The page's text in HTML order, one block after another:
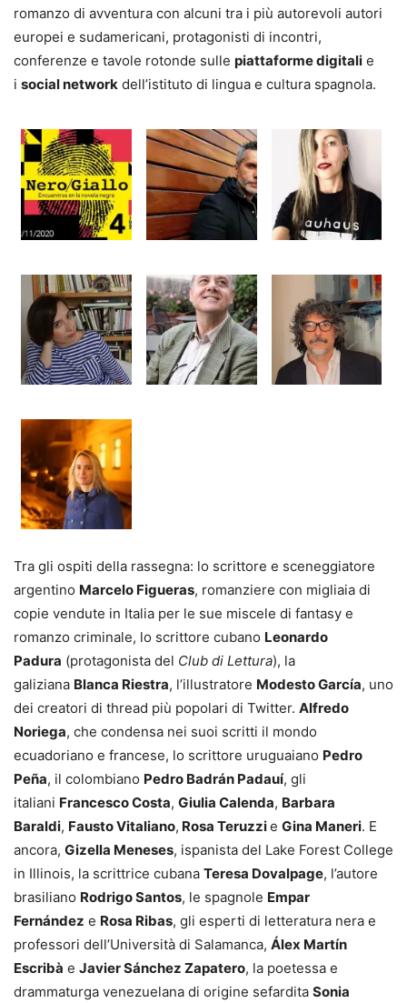
romanzo di avventura con alcuni tra i più autorevoli autori
europei e sudamericani, protagonisti di incontri,
conferenze e tavole rotonde sulle piattaforme digitali e
i social network dell’istituto di lingua e cultura spagnola.
Tra gli ospiti della rassegna: lo scrittore e sceneggiatore
argentino Marcelo Figueras, romanziere con migliaia di
copie vendute in Italia per le sue miscele di fantasy e
romanzo criminale, lo scrittore cubano Leonardo
Padura (protagonista del Club di Lettura), la
galiziana Blanca Riestra, l’illustratore Modesto García, uno
dei creatori di thread più popolari di Twitter. Alfredo
Noriega, che condensa nei suoi scritti il mondo
ecuadoriano e francese, lo scrittore uruguaiano Pedro
Peña, il colombiano Pedro Badrán Padauí, gli
italiani Francesco Costa, Giulia Calenda, Barbara
Baraldi, Fausto Vitaliano, Rosa Teruzzie Gina Maneri. E
ancora, Gizella Meneses, ispanista del Lake Forest College
in Illinois, la scrittrice cubana Teresa Dovalpage, l’autore
brasiliano Rodrigo Santos, le spagnole Empar
Fernández e Rosa Ribas, gli esperti di letteratura nera e
professori dell’Università di Salamanca, Álex Martín
Escribà e Javier Sánchez Zapatero, la poetessa e
drammaturga venezuelana di origine sefardita Sonia